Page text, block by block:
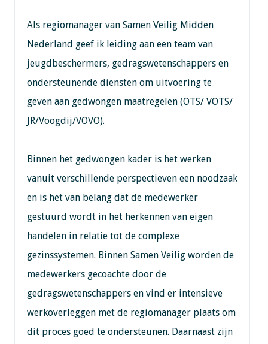
Als regiomanager van Samen Veilig Midden
Nederland geef ik leiding aan een team van
jeugdbeschermers, gedragswetenschappers en
ondersteunende diensten om uitvoering te
geven aan gedwongen maatregelen (OTS/ VOTS/
JR/Voogdij/VOVO).
Binnen het gedwongen kader is het werken
vanuit verschillende perspectieven een noodzaak
en is het van belang dat de medewerker
gestuurd wordt in het herkennen van eigen
handelen in relatie tot de complexe
gezinssystemen. Binnen Samen Veilig worden de
medewerkers gecoachte door de
gedragswetenschappers en vind er intensieve
werkoverleggen met de regiomanager plaats om
dit proces goed te ondersteunen. Daarnaast zijn